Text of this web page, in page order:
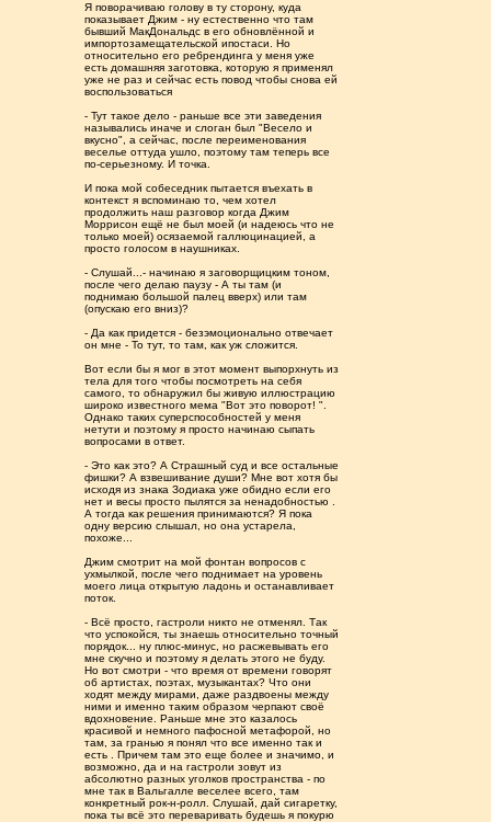
Я поворачиваю голову в ту сторону, куда
показывает Джим - ну естественно что там
бывший МакДональдс в его обновлённой и
импортозамещательской ипостаси. Но
относительно его ребрендинга у меня уже
есть домашняя заготовка, которую я применял
уже не раз и сейчас есть повод чтобы снова ей
воспользоваться
- Тут такое дело - раньше все эти заведения
назывались иначе и слоган был "Весело и
вкусно", а сейчас, после переименования
веселье оттуда ушло, поэтому там теперь все
по-серьезному. И точка.
И пока мой собеседник пытается въехать в
контекст я вспоминаю то, чем хотел
продолжить наш разговор когда Джим
Моррисон ещё не был моей (и надеюсь что не
только моей) осязаемой галлюцинацией, а
просто голосом в наушниках.
- Слушай...- начинаю я заговорщицким тоном,
после чего делаю паузу - А ты там (и
поднимаю большой палец вверх) или там
(опускаю его вниз)?
- Да как придется - безэмоционально отвечает
он мне - То тут, то там, как уж сложится.
Вот если бы я мог в этот момент выпорхнуть из
тела для того чтобы посмотреть на себя
самого, то обнаружил бы живую иллюстрацию
широко известного мема "Вот это поворот! ".
Однако таких суперспособностей у меня
нетути и поэтому я просто начинаю сыпать
вопросами в ответ.
- Это как это? А Страшный суд и все остальные
фишки? А взвешивание души? Мне вот хотя бы
исходя из знака Зодиака уже обидно если его
нет и весы просто пылятся за ненадобностью .
А тогда как решения принимаются? Я пока
одну версию слышал, но она устарела,
похоже...
Джим смотрит на мой фонтан вопросов с
ухмылкой, после чего поднимает на уровень
моего лица открытую ладонь и останавливает
поток.
- Всë просто, гастроли никто не отменял. Так
что успокойся, ты знаешь относительно точный
порядок... ну плюс-минус, но расжевывать его
мне скучно и поэтому я делать этого не буду.
Но вот смотри - что время от времени говорят
об артистах, поэтах, музыкантах? Что они
ходят между мирами, даже раздвоены между
ними и именно таким образом черпают своё
вдохновение. Раньше мне это казалось
красивой и немного пафосной метафорой, но
там, за гранью я понял что все именно так и
есть . Причем там это еще более и значимо, и
возможно, да и на гастроли зовут из
абсолютно разных уголков пространства - по
мне так в Вальгалле веселее всего, там
конкретный рок-н-ролл. Слушай, дай сигаретку,
пока ты всё это переваривать будешь я покурю